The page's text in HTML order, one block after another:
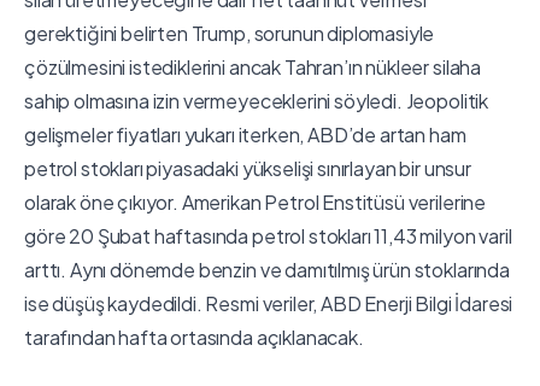
gerektiğini belirten Trump, sorunun diplomasiyle
çözülmesini istediklerini ancak Tahran’ın nükleer silaha
sahip olmasına izin vermeyeceklerini söyledi. Jeopolitik
gelişmeler fiyatları yukarı iterken, ABD’de artan ham
petrol stokları piyasadaki yükselişi sınırlayan bir unsur
olarak öne çıkıyor. Amerikan Petrol Enstitüsü verilerine
göre 20 Şubat haftasında petrol stokları 11,43 milyon varil
arttı. Aynı dönemde benzin ve damıtılmış ürün stoklarında
ise düşüş kaydedildi. Resmi veriler, ABD Enerji Bilgi İdaresi
tarafından hafta ortasında açıklanacak.